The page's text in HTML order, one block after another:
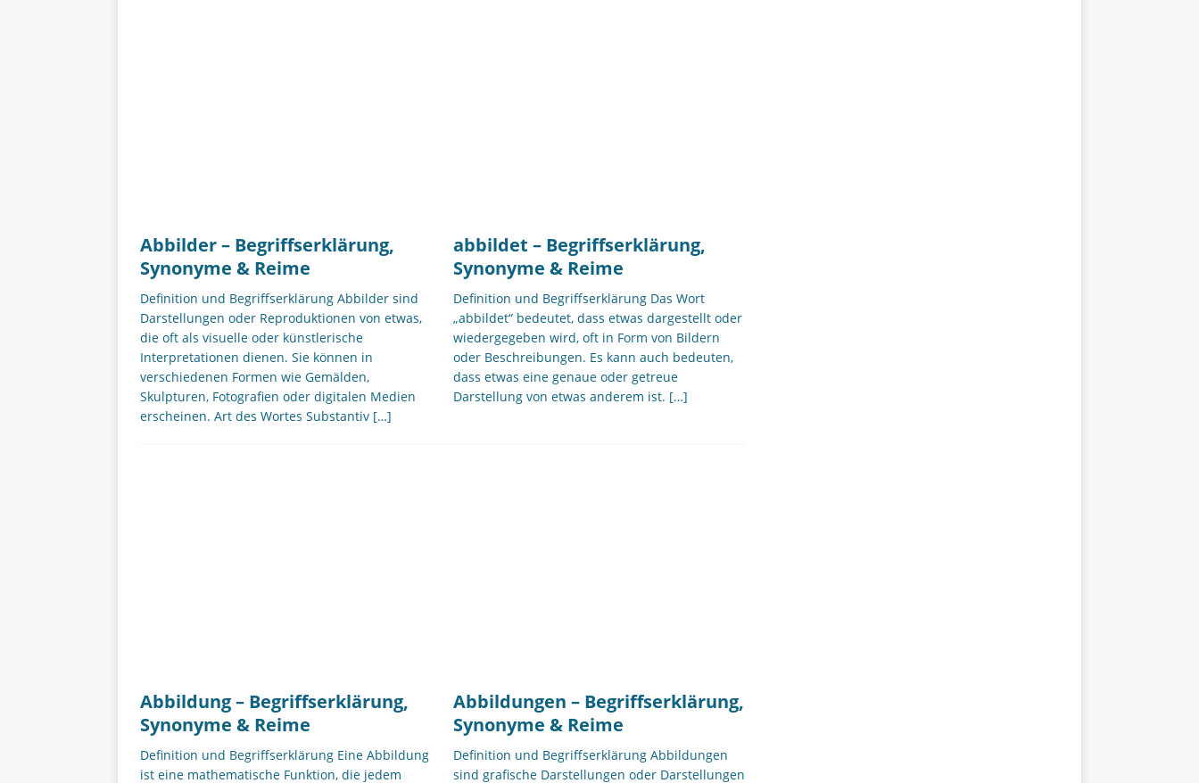
Abbilder – Begriffserklärung,
Synonyme & Reime
Definition und Begriffserklärung Abbilder sind
Darstellungen oder Reproduktionen von etwas,
die oft als visuelle oder künstlerische
Interpretationen dienen. Sie können in
verschiedenen Formen wie Gemälden,
Skulpturen, Fotografien oder digitalen Medien
erscheinen. Art des Wortes Substantiv […]
abbildet – Begriffserklärung,
Synonyme & Reime
Definition und Begriffserklärung Das Wort
„abbildet“ bedeutet, dass etwas dargestellt oder
wiedergegeben wird, oft in Form von Bildern
oder Beschreibungen. Es kann auch bedeuten,
dass etwas eine genaue oder getreue
Darstellung von etwas anderem ist. […]
Abbildung – Begriffserklärung,
Synonyme & Reime
Definition und Begriffserklärung Eine Abbildung
ist eine mathematische Funktion, die jedem
Abbildungen – Begriffserklärung,
Synonyme & Reime
Definition und Begriffserklärung Abbildungen
sind grafische Darstellungen oder Darstellungen